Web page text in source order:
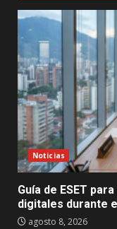
Noticias
Guía de ESET
digitales durante
agosto 8, 2026